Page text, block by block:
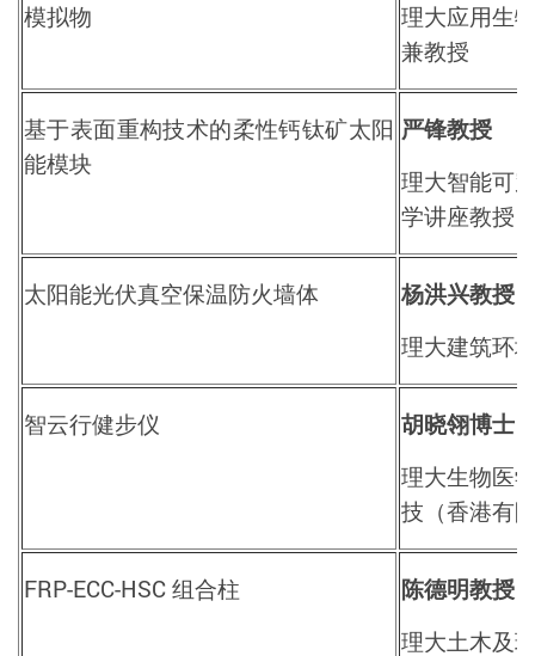
模拟物
理大应用生
兼教授
基于表面重构技术的柔性钙钛矿太阳
能模块
严锋教授
理大智能可
学讲座教授
太阳能光伏真空保温防火墙体
杨洪兴教授
理大建筑环
智云行健步仪
胡晓翎博士
理大生物医
技（香港有
FRP-ECC-HSC组合柱
陈德明教授
理大土木及